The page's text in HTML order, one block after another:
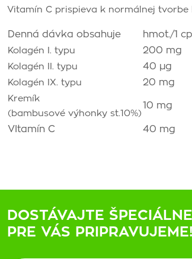
Vitamín C prispieva k normálnej
Denná dávka obsahuje hmot./1
Kolagén I. typu 200 mg
Kolagén II. typu 40 µg
Kolagén IX. typu 20 mg
Kremík
(bambusové výhonky st.10%)
10 mg
VItamín C 40 mg
DOSTÁVAJTE
PRE VÁS PRIPRAVUJEME!